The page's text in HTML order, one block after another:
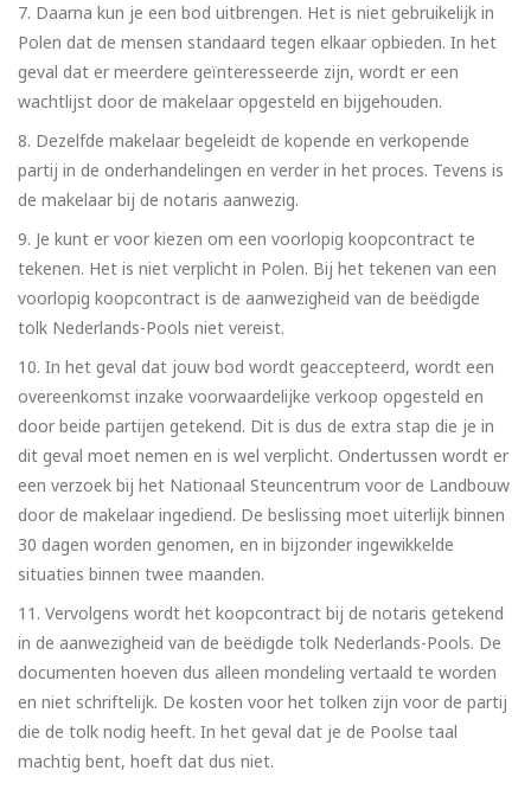
Daarna kun je een bod uitbrengen. Het is niet gebruikelijk in
Polen dat de mensen standaard tegen elkaar opbieden. In het
geval dat er meerdere geïnteresseerde zijn, wordt er een
wachtlijst door de makelaar opgesteld en bijgehouden.
Dezelfde makelaar begeleidt de kopende en verkopende
partij in de onderhandelingen en verder in het proces. Tevens is
de makelaar bij de notaris aanwezig.
Je kunt er voor kiezen om een voorlopig koopcontract te
tekenen. Het is niet verplicht in Polen. Bij het tekenen van een
voorlopig koopcontract is de aanwezigheid van de beëdigde
tolk Nederlands-Pools niet vereist.
In het geval dat jouw bod wordt geaccepteerd, wordt een
overeenkomst inzake voorwaardelijke verkoop opgesteld en
door beide partijen getekend. Dit is dus de extra stap die je in
dit geval moet nemen en is wel verplicht. Ondertussen wordt er
een verzoek bij het Nationaal Steuncentrum voor de Landbouw
door de makelaar ingediend. De beslissing moet uiterlijk binnen
30 dagen worden genomen, en in bijzonder ingewikkelde
situaties binnen twee maanden.
Vervolgens wordt het koopcontract bij de notaris getekend
in de aanwezigheid van de beëdigde tolk Nederlands-Pools. De
documenten hoeven dus alleen mondeling vertaald te worden
en niet schriftelijk. De kosten voor het tolken zijn voor de partij
die de tolk nodig heeft. In het geval dat je de Poolse taal
machtig bent, hoeft dat dus niet.